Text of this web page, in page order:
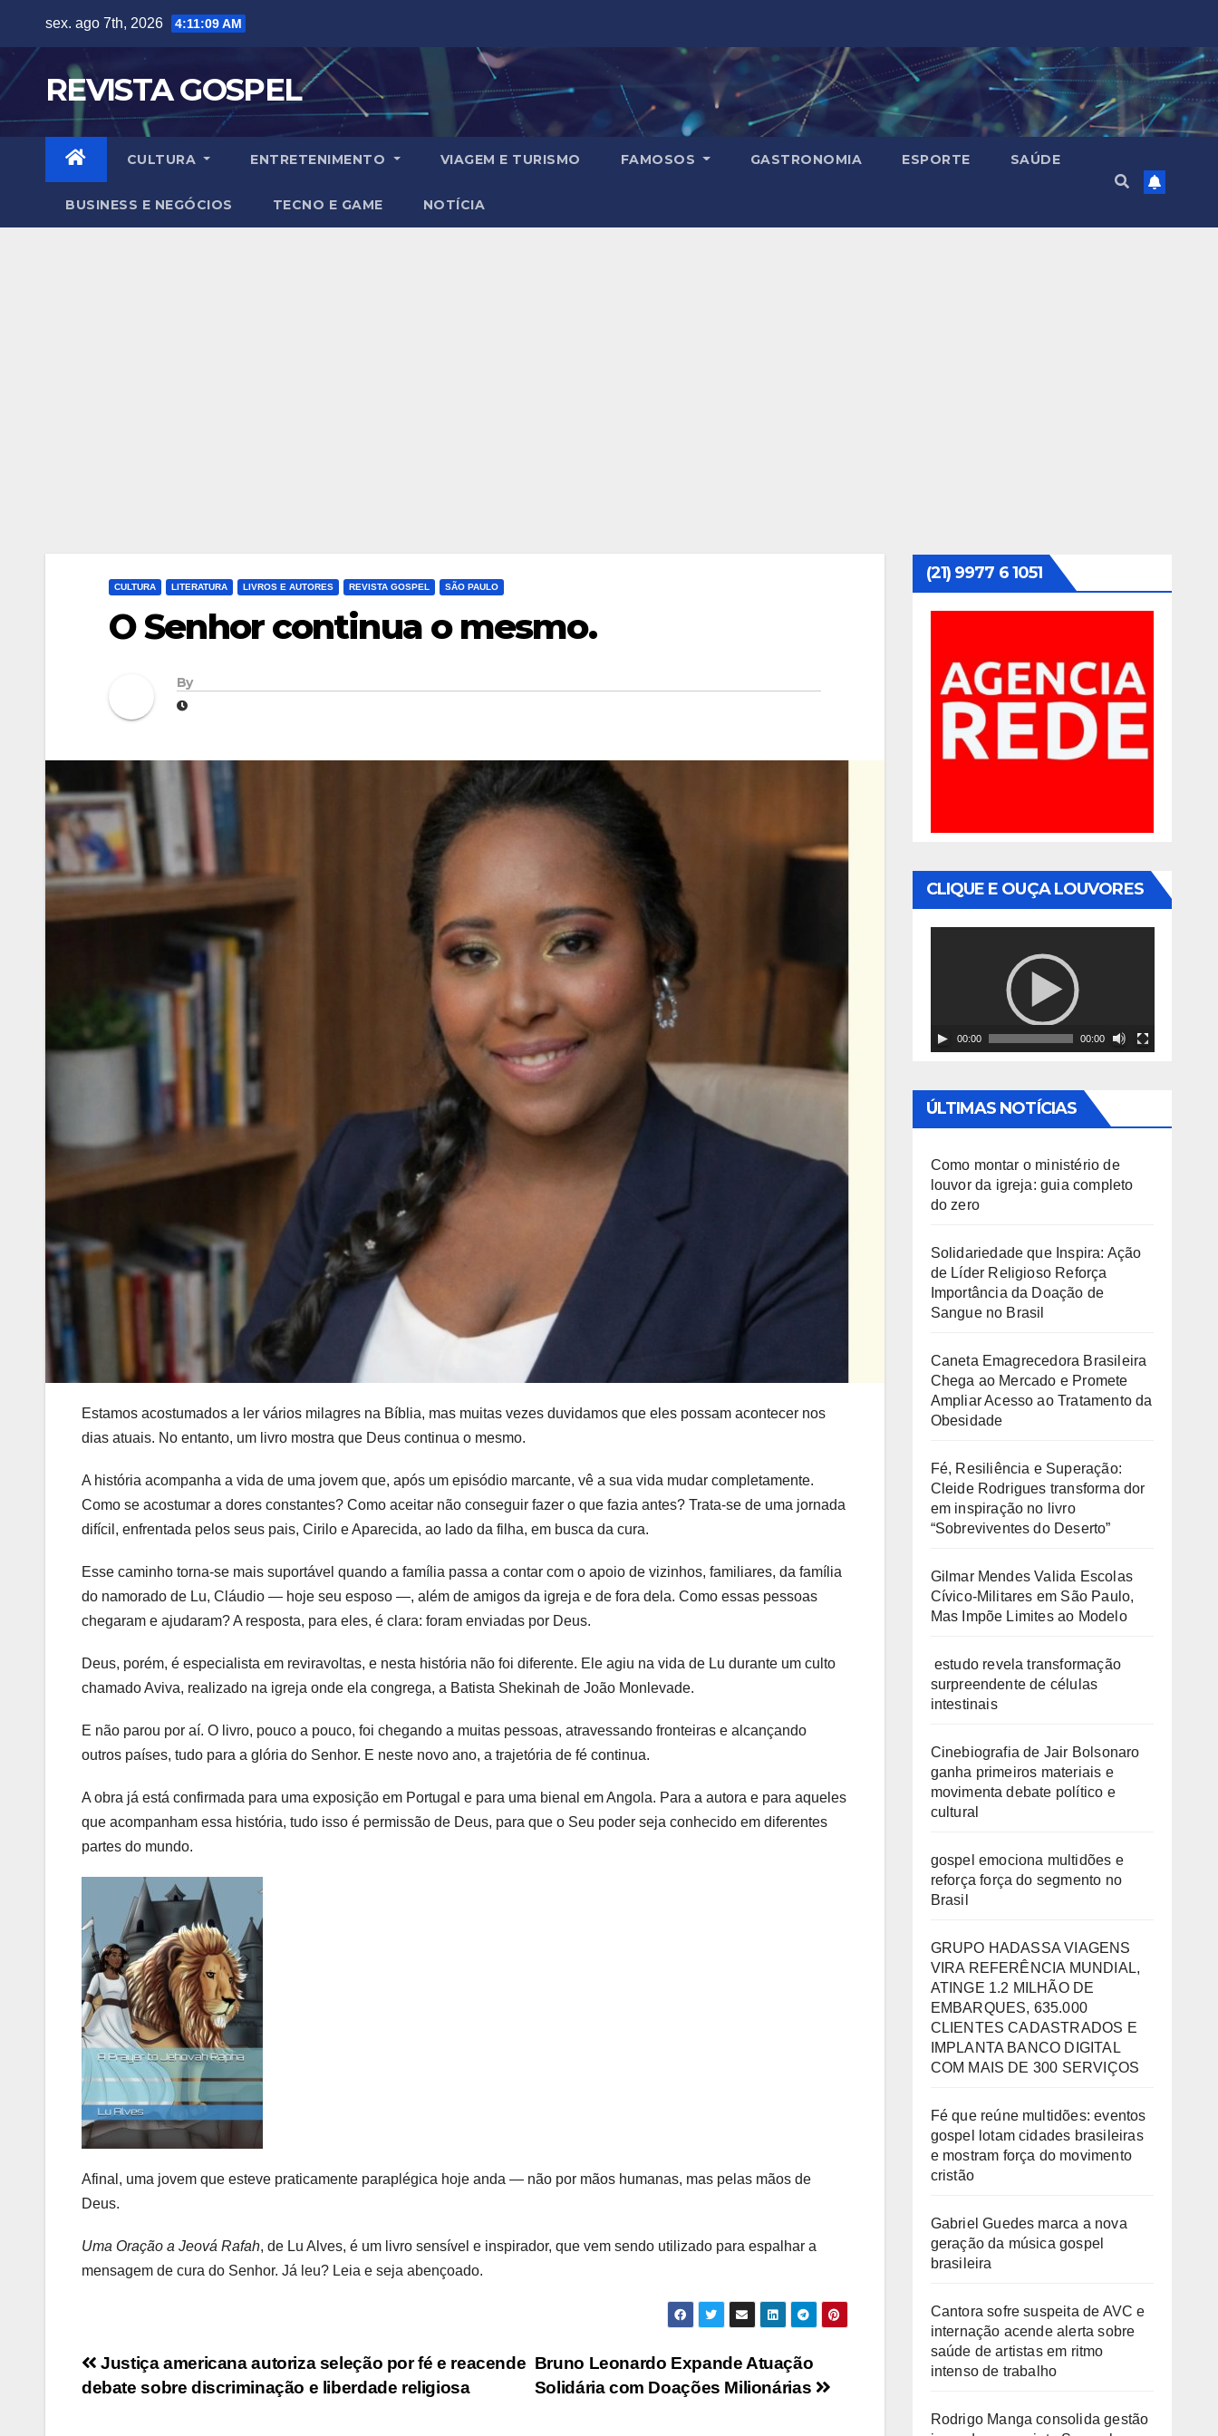
content
sex. ago 7th, 2026 4:11:11 AM
REVISTA GOSPEL
CULTURA ENTRETENIMENTO VIAGEM E TURISMO FAMOSOS GASTRONOMIA ESPORTE SAÚDE
BUSINESS E NEGÓCIOS TECNO E GAME NOTÍCIA
CULTURA LITERATURA LIVROS E AUTORES REVISTA GOSPEL SÃO PAULO
O Senhor continua o mesmo.
By
Estamos acostumados a ler vários milagres na Bíblia, mas muitas vezes duvidamos que eles possam acontecer nos
dias atuais. No entanto, um livro mostra que Deus continua o mesmo.
A história acompanha a vida de uma jovem que, após um episódio marcante, vê a sua vida mudar completamente.
Como se acostumar a dores constantes? Como aceitar não conseguir fazer o que fazia antes? Trata-se de uma jornada
difícil, enfrentada pelos seus pais, Cirilo e Aparecida, ao lado da filha, em busca da cura.
Esse caminho torna-se mais suportável quando a família passa a contar com o apoio de vizinhos, familiares, da família
do namorado de Lu, Cláudio — hoje seu esposo —, além de amigos da igreja e de fora dela. Como essas pessoas
chegaram e ajudaram? A resposta, para eles, é clara: foram enviadas por Deus.
Deus, porém, é especialista em reviravoltas, e nesta história não foi diferente. Ele agiu na vida de Lu durante um culto
chamado Aviva, realizado na igreja onde ela congrega, a Batista Shekinah de João Monlevade.
E não parou por aí. O livro, pouco a pouco, foi chegando a muitas pessoas, atravessando fronteiras e alcançando
outros países, tudo para a glória do Senhor. E neste novo ano, a trajetória de fé continua.
A obra já está confirmada para uma exposição em Portugal e para uma bienal em Angola. Para a autora e para aqueles
que acompanham essa história, tudo isso é permissão de Deus, para que o Seu poder seja conhecido em diferentes
partes do mundo.
Afinal, uma jovem que esteve praticamente paraplégica hoje anda — não por mãos humanas, mas pelas mãos de
Deus.
Uma Oração a Jeová Rafah, de Lu Alves, é um livro sensível e inspirador, que vem sendo utilizado para espalhar a
mensagem de cura do Senhor. Já leu? Leia e seja abençoado.
Navegação
Bruno Leonardo Expande Atuação
Solidária com Doações Milionárias
Justiça americana autoriza seleção por fé e reacende
debate sobre discriminação e liberdade religiosa
(21) 9977 6 1051
CLIQUE E OUÇA LOUVORES
d
r
d
e
v
í
e
o
00:00 00:00
ÚLTIMAS NOTÍCIAS
Como montar o ministério de
louvor da igreja: guia completo
do zero
Solidariedade que Inspira: Ação
de Líder Religioso Reforça
Importância da Doação de
Sangue no Brasil
Caneta Emagrecedora Brasileira
Chega ao Mercado e Promete
Ampliar Acesso ao Tratamento da
Obesidade
Fé, Resiliência e Superação:
Cleide Rodrigues transforma dor
em inspiração no livro
“Sobreviventes do Deserto”
Gilmar Mendes Valida Escolas
Cívico-Militares em São Paulo,
Mas Impõe Limites ao Modelo
estudo revela transformação
surpreendente de células
intestinais
Cinebiografia de Jair Bolsonaro
ganha primeiros materiais e
movimenta debate político e
cultural
gospel emociona multidões e
reforça força do segmento no
Brasil
GRUPO HADASSA VIAGENS
VIRA REFERÊNCIA MUNDIAL,
ATINGE 1.2 MILHÃO DE
EMBARQUES, 635.000
CLIENTES CADASTRADOS E
IMPLANTA BANCO DIGITAL
COM MAIS DE 300 SERVIÇOS
Fé que reúne multidões: eventos
gospel lotam cidades brasileiras
e mostram força do movimento
cristão
Gabriel Guedes marca a nova
geração da música gospel
brasileira
Cantora sofre suspeita de AVC e
internação acende alerta sobre
saúde de artistas em ritmo
intenso de trabalho
Rodrigo Manga consolida gestão